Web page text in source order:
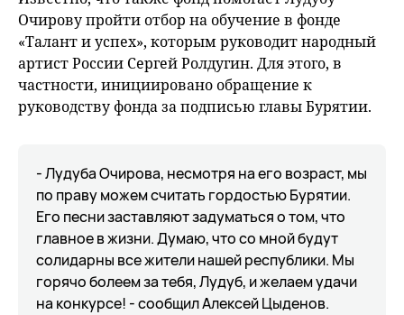
Очирову пройти отбор на обучение в фонде
«Талант и успех», которым руководит народный
артист России Сергей Ролдугин. Для этого, в
частности, инициировано обращение к
руководству фонда за подписью главы Бурятии.
- Лудуба Очирова, несмотря на его возраст, мы
по праву можем считать гордостью Бурятии.
Его песни заставляют задуматься о том, что
главное в жизни. Думаю, что со мной будут
солидарны все жители нашей республики. Мы
горячо болеем за тебя, Лудуб, и желаем удачи
на конкурсе! - сообщил Алексей Цыденов.